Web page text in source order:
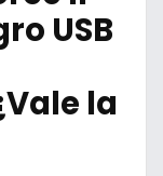
USB
la